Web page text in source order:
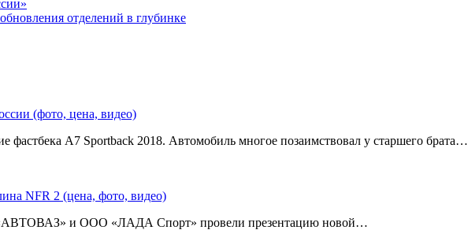
отделений в глубинке
(фото, цена, видео)
фастбека A7 Sportback 2018. Автомобиль многое позаимствовал у старшего брата…
NFR 2 (цена, фото, видео)
«АВТОВАЗ» и ООО «ЛАДА Спорт» провели презентацию новой…